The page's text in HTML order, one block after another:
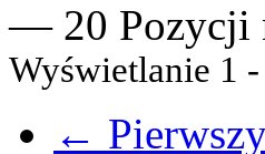
— 20 Pozycji
Wyświetlanie 1
←